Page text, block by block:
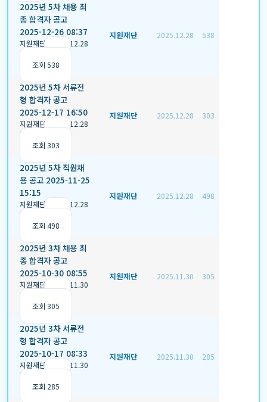
2025년 5차 채용 최
종 합격자 공고
2025-12-26 08:37
지원재단
2025.12.28
|
조회 538
지원재단 2025.12.28 538
2025년 5차 서류전
형 합격자 공고
2025-12-17 16:50
지원재단
2025.12.28
|
조회 303
지원재단 2025.12.28 303
2025년 5차 직원채
용 공고 2025-11-25
15:15
지원재단
2025.12.28
|
조회 498
지원재단 2025.12.28 498
2025년 3차 채용 최
종 합격자 공고
2025-10-30 08:55
지원재단
2025.11.30
|
조회 305
지원재단 2025.11.30 305
2025년 3차 서류전
형 합격자 공고
2025-10-17 08:33
지원재단
2025.11.30
|
조회 285
지원재단 2025.11.30 285